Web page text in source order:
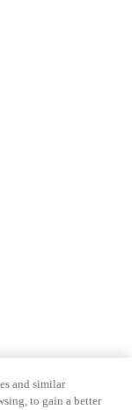
and similar
to gain a better